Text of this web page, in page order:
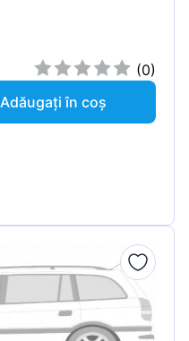
(0)
Adăugați în coș